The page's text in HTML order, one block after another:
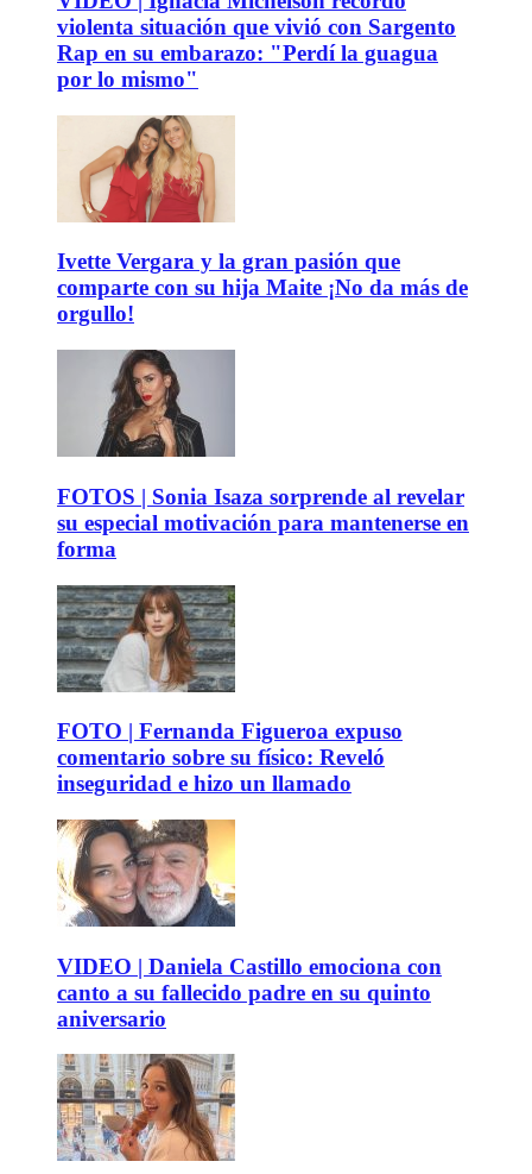
violenta situación que vivió con Sargento
Rap en su embarazo: "Perdí la guagua
por lo mismo"
Ivette Vergara y la gran pasión que
comparte con su hija Maite ¡No da más de
orgullo!
FOTOS | Sonia Isaza sorprende al revelar
su especial motivación para mantenerse en
forma
FOTO | Fernanda Figueroa expuso
comentario sobre su físico: Reveló
inseguridad e hizo un llamado
VIDEO | Daniela Castillo emociona con
canto a su fallecido padre en su quinto
aniversario